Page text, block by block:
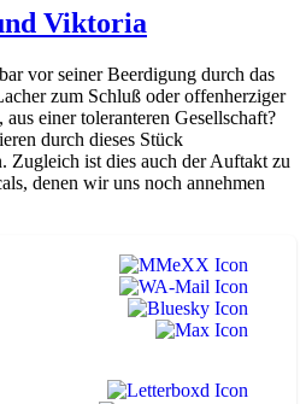
Viktoria
vor seiner Beerdigung durch das
zum Schluß oder offenherziger
einer toleranteren Gesellschaft?
durch dieses Stück
Zugleich ist dies auch der Auftakt zu
denen wir uns noch annehmen